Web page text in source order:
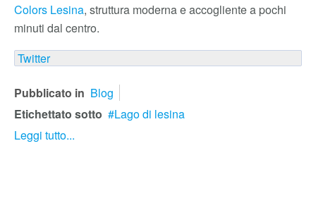
Colors Lesina, struttura moderna e accogliente a pochi
minuti dal centro.
Twitter
Pubblicato in Blog
Etichettato sotto
Lago di lesina
Leggi tutto...